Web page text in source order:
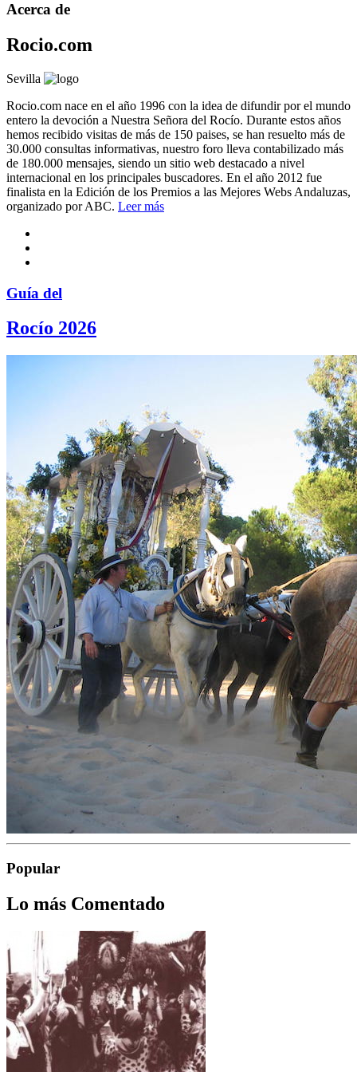
Acerca de
Rocio.com
Sevilla
Rocio.com nace en el año 1996 con la idea de difundir por el mundo
entero la devoción a Nuestra Señora del Rocío. Durante estos años
hemos recibido visitas de más de 150 paises, se han resuelto más de
30.000 consultas informativas, nuestro foro lleva contabilizado más
de 180.000 mensajes, siendo un sitio web destacado a nivel
internacional en los principales buscadores. En el año 2012 fue
finalista en la Edición de los Premios a las Mejores Webs Andaluzas,
organizado por ABC. Leer más
Guía del
Rocío 2026
Popular
Lo más Comentado